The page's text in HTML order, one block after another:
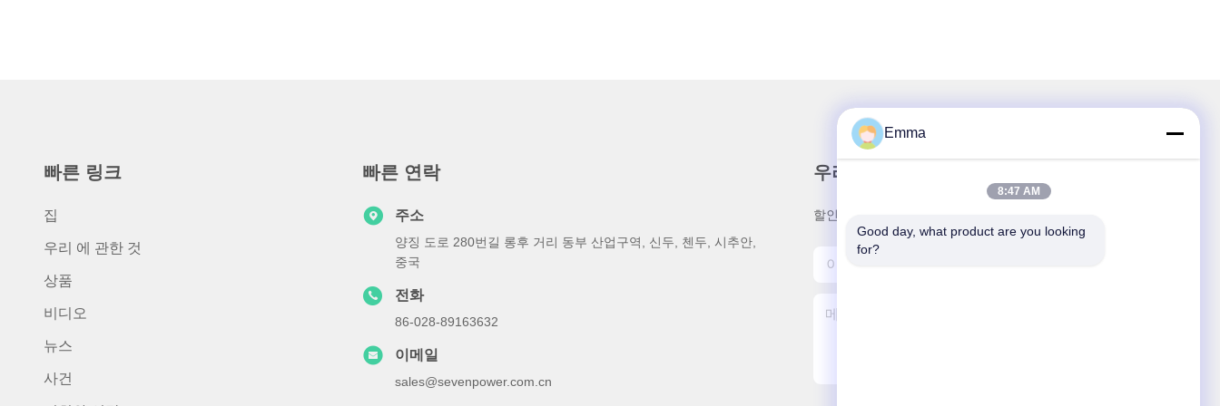
빠른 링크
집
우리 에 관한 것
상품
비디오
뉴스
사건
빠른 연락
주소
양징 도로 280번길 롱후 거리 동부 산업구역, 신두, 첸두, 시추안,
중국
전화
86-028-89163632
이메일
sales@sevenpower.com.cn
우리 뉴스레터
할인 및 더 많은 정보를 얻기 위해 뉴스레터에 가입하십시오.
Emma
8:47 AM
Good day, what product are you looking
for?